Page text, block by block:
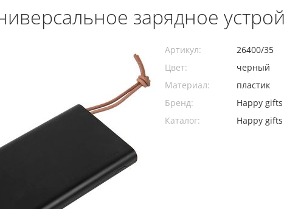
зарядное
Артикул:
26400/35
Цвет:
черный
Материал:
пластик
Бренд:
Happy gifts
Каталог:
Happy gifts